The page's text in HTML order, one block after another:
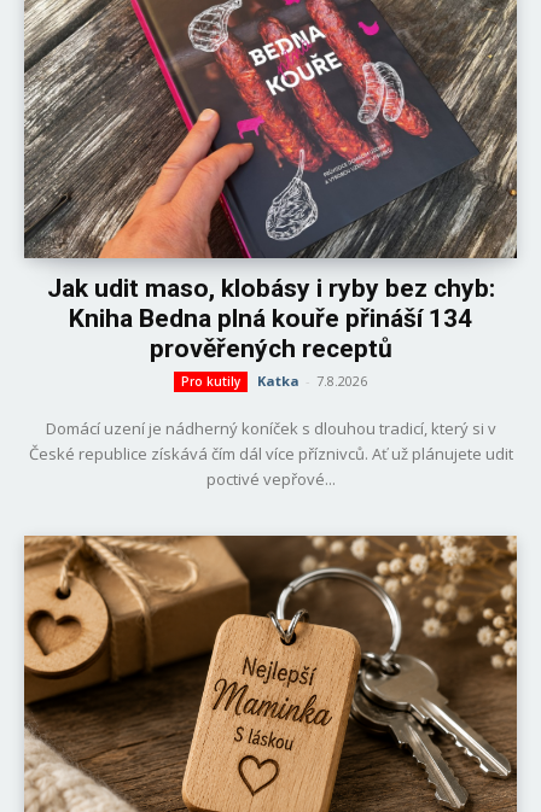
Jak udit maso, klobásy i ryby bez chyb:
Kniha Bedna plná kouře přináší 134
prověřených receptů
Pro kutily Katka - 7.8.2026
Domácí uzení je nádherný koníček s dlouhou tradicí, který si v
České republice získává čím dál více příznivců. Ať už plánujete udit
poctivé vepřové...